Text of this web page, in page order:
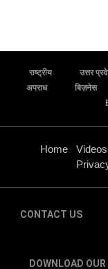
राष्ट्रीय उत्तर
अपराध
बिज़नेस
Home Videos
CONTACT US
DOWNLOAD